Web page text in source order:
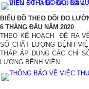
BIỂU ĐỒ THEO DÕI ĐO
6 THÁNG ĐẦU NĂM 2020
THEO KẾ HOẠCH ĐỀ RA
SỐ CHẤT LƯỢNG BỆNH
THÁP ÁP DỤNG CÁC CHỈ
LƯỢNG BỆNH VIỆN...